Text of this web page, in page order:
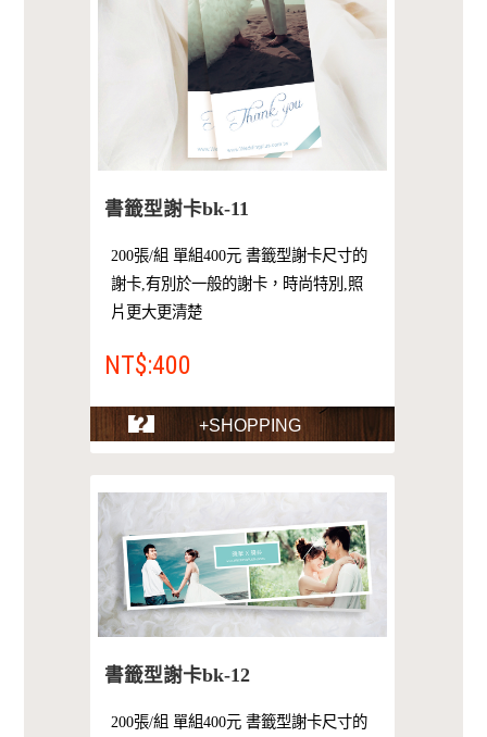
書籤型謝卡bk-11
200張/組 單組400元 書籤型謝卡尺寸的
謝卡,有別於一般的謝卡，時尚特別,照
片更大更清楚
NT$:400
+SHOPPING
書籤型謝卡bk-12
200張/組 單組400元 書籤型謝卡尺寸的